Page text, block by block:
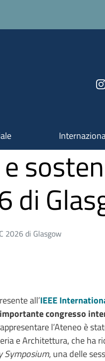
di
2026 di Glasgow
all’IEEE
congresso
l’Ateneo è
e Architettura, che ha
Symposium, una delle